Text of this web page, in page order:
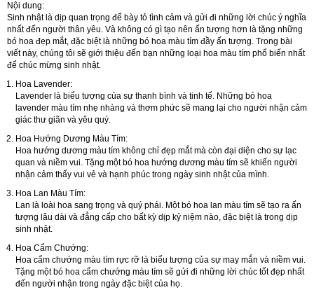
Nội dung:
Sinh nhật là dịp quan trọng để bày tỏ tình cảm và gửi đi những lời chúc ý nghĩa
nhất đến người thân yêu. Và không có gì tạo nên ấn tượng hơn là tặng những
bó hoa đẹp mắt, đặc biệt là những bó hoa màu tím đầy ấn tượng. Trong bài
viết này, chúng tôi sẽ giới thiệu đến bạn những loại hoa màu tím phổ biến nhất
để chúc mừng sinh nhật.
Hoa Lavender:
Lavender là biểu tượng của sự thanh bình và tinh tế. Những bó hoa
lavender màu tím nhẹ nhàng và thơm phức sẽ mang lại cho người nhận cảm
giác thư giãn và yêu quý.
Hoa Hướng Dương Màu Tím:
Hoa hướng dương màu tím không chỉ đẹp mắt mà còn đại diện cho sự lạc
quan và niềm vui. Tặng một bó hoa hướng dương màu tím sẽ khiến người
nhận cảm thấy vui vẻ và hạnh phúc trong ngày sinh nhật của mình.
Hoa Lan Màu Tím:
Lan là loài hoa sang trọng và quý phái. Một bó hoa lan màu tím sẽ tạo ra ấn
tượng lâu dài và đẳng cấp cho bất kỳ dịp kỷ niệm nào, đặc biệt là trong dịp
sinh nhật.
Hoa Cẩm Chướng:
Hoa cẩm chướng màu tím rực rỡ là biểu tượng của sự may mắn và niềm vui.
Tặng một bó hoa cẩm chướng màu tím sẽ gửi đi những lời chúc tốt đẹp nhất
đến người nhận trong ngày đặc biệt của họ.